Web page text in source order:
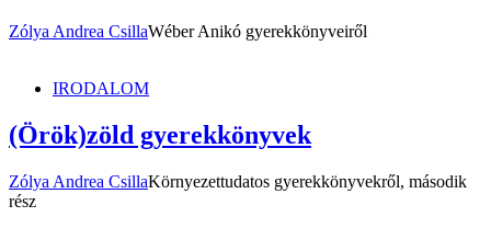
Zólya Andrea CsillaWéber Anikó gyerekkönyveiről
IRODALOM
(Örök)zöld gyerekkönyvek
Zólya Andrea CsillaKörnyezettudatos gyerekkönyvekről, második
rész